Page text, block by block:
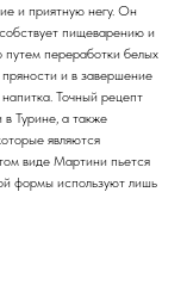
и приятную негу. Он
пищеварению и
переработки белых
и в завершение
Точный рецепт
Турине, а также
являются
виде Мартини пьется
формы используют лишь